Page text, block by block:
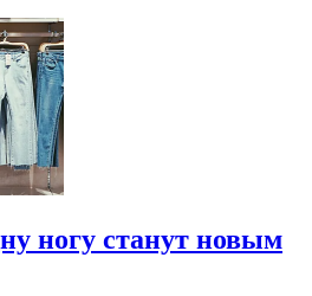
ногу станут новым